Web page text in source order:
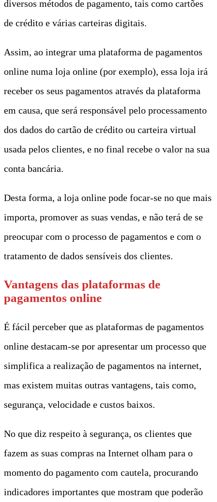
diversos métodos de pagamento, tais como cartões
de crédito e várias carteiras digitais.
Assim, ao integrar uma plataforma de pagamentos
online numa loja online (por exemplo), essa loja irá
receber os seus pagamentos através da plataforma
em causa, que será responsável pelo processamento
dos dados do cartão de crédito ou carteira virtual
usada pelos clientes, e no final recebe o valor na sua
conta bancária.
Desta forma, a loja online pode focar-se no que mais
importa, promover as suas vendas, e não terá de se
preocupar com o processo de pagamentos e com o
tratamento de dados sensíveis dos clientes.
Vantagens das plataformas de
pagamentos online
É fácil perceber que as plataformas de pagamentos
online destacam-se por apresentar um processo que
simplifica a realização de pagamentos na internet,
mas existem muitas outras vantagens, tais como,
segurança, velocidade e custos baixos.
No que diz respeito à segurança, os clientes que
fazem as suas compras na Internet olham para o
momento do pagamento com cautela, procurando
indicadores importantes que mostram que poderão